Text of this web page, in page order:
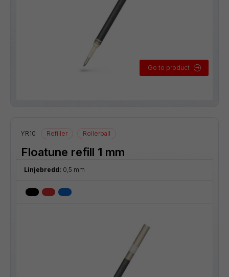
Go to product
YR10 Refiller Rollerball
Floatune refill 1 mm
Linjebredd: 0,5 mm